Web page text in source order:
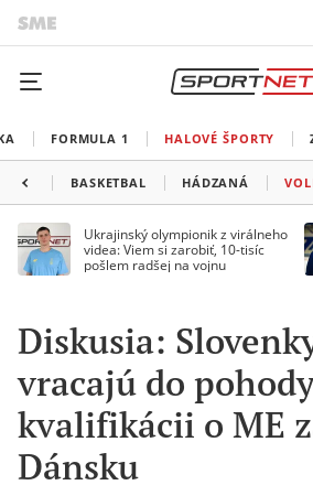
FORMULA 1 HALOVÉ ŠPORTY
BASKETBAL HÁDZANÁ
Ukrajinský olympionik z virálneho
videa: Viem si zarobiť, 10-tisíc
pošlem radšej na vojnu
Diskusia:
vracajú do
kvalifikácii o ME
Dánsku